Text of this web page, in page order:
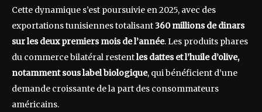
Cette dynamique s’est poursuivie en 2025, avec des
exportations tunisiennes totalisant360 millions de dinars
sur les deux premiers mois de l’année. Les produits phares
du commerce bilatéral restentles dattes et l’huile d’olive,
notamment sous label biologique, qui bénéficient d’une
demande croissante de la part des consommateurs
américains.